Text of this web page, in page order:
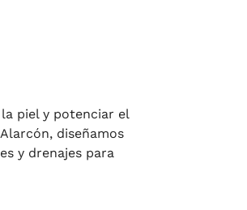
piel y potenciar el
diseñamos
y drenajes para